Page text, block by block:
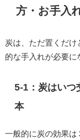
方・お手入
炭は、ただ置くだけ
的な手入れが必要に
5-1：炭はいつ
本
一般的に炭の効果は